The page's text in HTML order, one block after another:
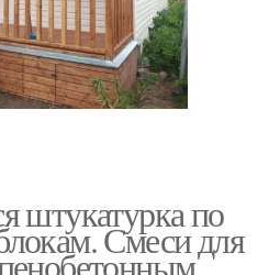
штукатурка по
Смеси для